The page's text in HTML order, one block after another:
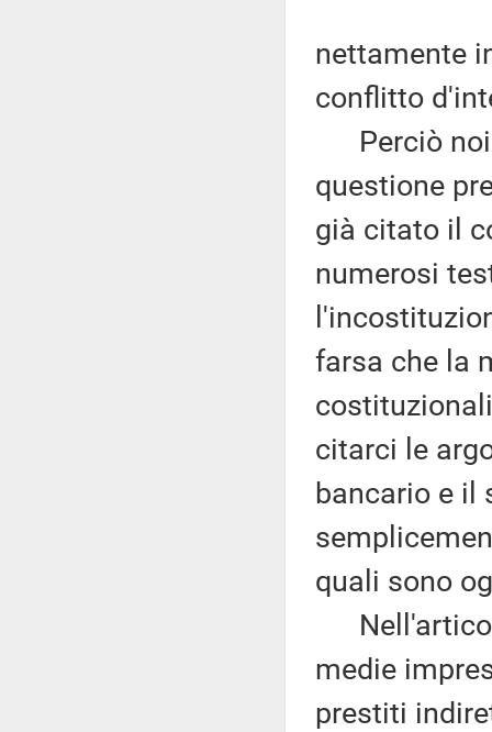
nettamente
conflitto
Perciò noi
questione
già citato il
numerosi
farsa che la
citarci le
bancario e il
quali sono
medie
prestiti